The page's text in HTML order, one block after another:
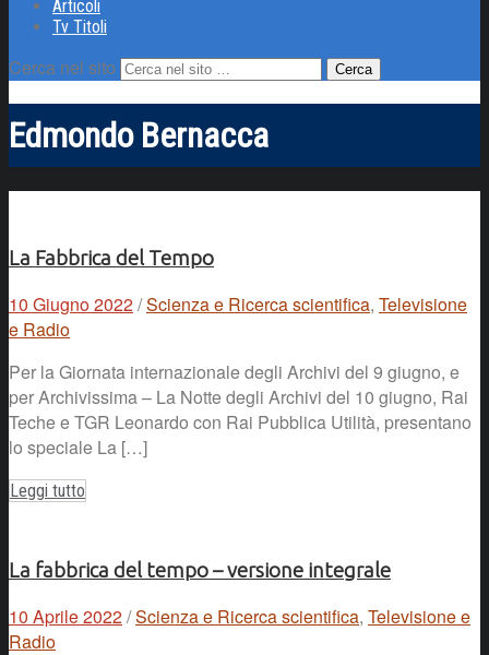
Articoli
Tv Titoli
Cerca nel sito
Edmondo Bernacca
La Fabbrica del Tempo
10 Giugno 2022/Scienza e Ricerca scientifica, Televisione
e Radio
Per la Giornata internazionale degli Archivi del 9 giugno, e
per Archivissima – La Notte degli Archivi del 10 giugno, Rai
Teche e TGR Leonardo con Rai Pubblica Utilità, presentano
lo speciale La […]
Leggi tutto
La fabbrica del tempo – versione integrale
10 Aprile 2022/Scienza e Ricerca scientifica, Televisione e
Radio